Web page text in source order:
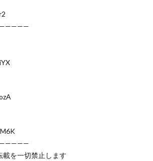
を一切禁止します